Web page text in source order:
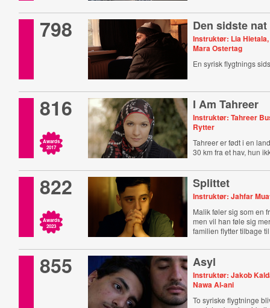
798 Den sidste nat
Instruktør: Lia
Mara Ostertag
En syrisk flygtnings
816
Awards
2017
I Am Tahreer
Instruktør: Tahreer
Rytter
Tahreer er født i en
30 km fra et hav, hun
822
Awards
2023
Splittet
Instruktør: Jahfar
Malik føler sig som en
men vil han føle sig
familien flytter tilbage
855 Asyl
Instruktør: Jakob
Nawa Al-ani
To syriske flygtninge